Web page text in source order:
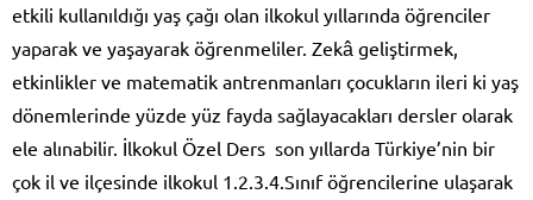
etkili kullanıldığı yaş çağı olan ilkokul yıllarında öğrenciler
yaparak ve yaşayarak öğrenmeliler. Zekâ geliştirmek,
etkinlikler ve matematik antrenmanları çocukların ileri ki yaş
dönemlerinde yüzde yüz fayda sağlayacakları dersler olarak
ele alınabilir. İlkokul Özel Ders son yıllarda Türkiye’nin bir
çok il ve ilçesinde ilkokul 1.2.3.4.Sınıf öğrencilerine ulaşarak